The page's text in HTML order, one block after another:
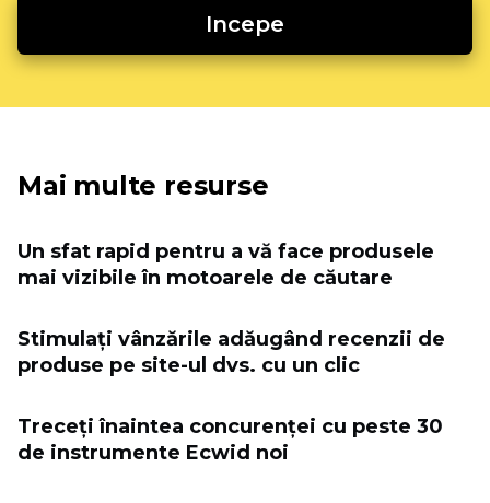
Incepe
Mai multe resurse
Un sfat rapid pentru a vă face produsele
mai vizibile în motoarele de căutare
Stimulați vânzările adăugând recenzii de
produse pe site-ul dvs. cu un clic
Treceți înaintea concurenței cu peste 30
de instrumente Ecwid noi